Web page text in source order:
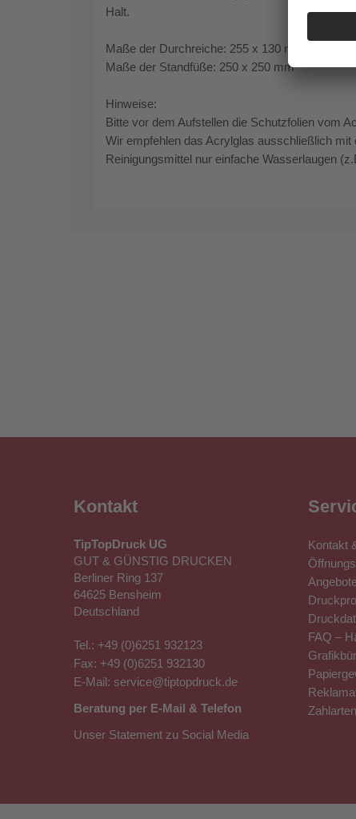
Halt.
Maße der Durchreiche: 255 x 130 mm
Maße der Standfüße: 250 x 250 mm
Hinweise:
Bitte vor dem Aufstellen die Schutzfolien vom
Wir empfehlen das Acrylglas ausschließlich
Reinigungsmittel nur einfache Wasserlaugen
Kontakt
TipTopDruck UG
GUT & GÜNSTIG DRUCKEN
Berliner Ring 137
64625 Bensheim
Deutschland
Tel.: +49 (0)6251 932123
Fax: +49 (0)6251 932130
E-Mail: service@tiptopdruck.de
Beratung per E-Mail & Telefon
Unser Statement zu Social Media
Kontakt
FAQ –
Zahlarten